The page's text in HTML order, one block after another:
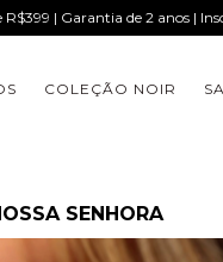
| Garantia de 2 anos |
COLEÇÃO NOIR
SENHORA